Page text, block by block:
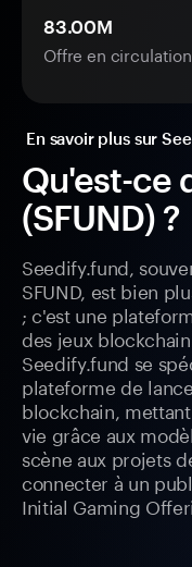
Qu'est-ce
(SFUND) ?
Seedify.fund,
SFUND, est bien
; c'est une
des jeux
Seedify.fund se
plateforme de
blockchain,
vie grâce aux
scène aux projets
connecter à un
Initial Gaming
83.00M
Offre en circulation
En savoir plus sur